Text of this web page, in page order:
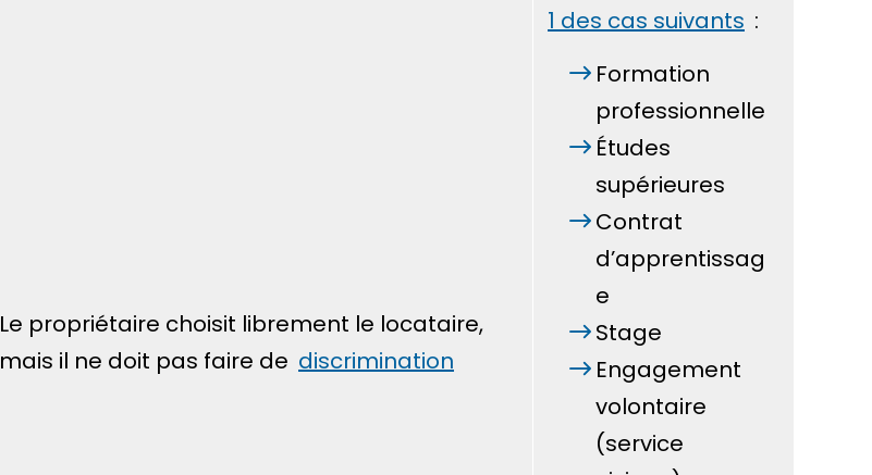
Le propriétaire choisit librement le locataire,
mais il ne doit pas faire de discrimination
1 des cas suivants :
Formation
professionnelle
Études
supérieures
Contrat
d’apprentissag
e
Stage
Engagement
volontaire
(service